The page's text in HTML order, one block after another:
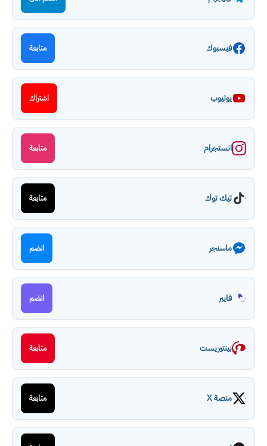
فيسبوك متابعة
يوتيوب اشتراك
انستجرام متابعة
تيك توك متابعة
ماسنجر انضم
فايبر انضم
بينتيريست متابعة
منصة X متابعة